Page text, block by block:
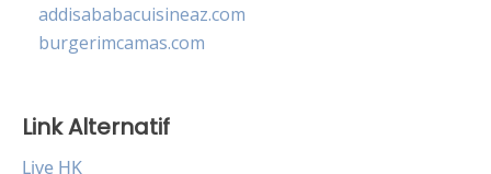
addisababacuisineaz.com
burgerimcamas.com
Link Alternatif
Live HK